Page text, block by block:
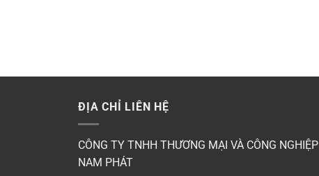
ĐỊA CHỈ LIÊN HỆ
CÔNG TY TNHH THƯƠNG MẠI VÀ CÔNG NGHIỆP
NAM PHÁT